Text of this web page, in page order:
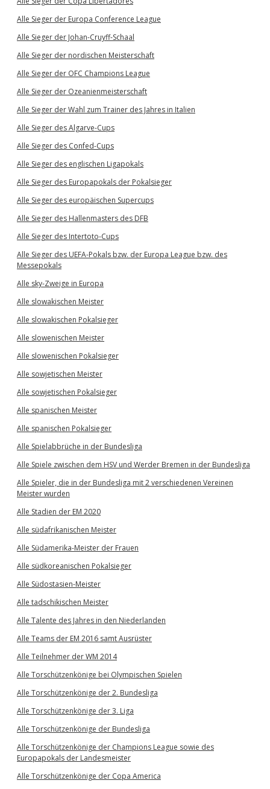
Alle Sieger der Europa Conference League
Alle Sieger der Johan-Cruyff-Schaal
Alle Sieger der nordischen Meisterschaft
Alle Sieger der OFC Champions League
Alle Sieger der Ozeanienmeisterschaft
Alle Sieger der Wahl zum Trainer des Jahres in Italien
Alle Sieger des Algarve-Cups
Alle Sieger des Confed-Cups
Alle Sieger des englischen Ligapokals
Alle Sieger des Europapokals der Pokalsieger
Alle Sieger des europäischen Supercups
Alle Sieger des Hallenmasters des DFB
Alle Sieger des Intertoto-Cups
Alle Sieger des UEFA-Pokals bzw. der Europa League bzw. des
Messepokals
Alle sky-Zweige in Europa
Alle slowakischen Meister
Alle slowakischen Pokalsieger
Alle slowenischen Meister
Alle slowenischen Pokalsieger
Alle sowjetischen Meister
Alle sowjetischen Pokalsieger
Alle spanischen Meister
Alle spanischen Pokalsieger
Alle Spielabbrüche in der Bundesliga
Alle Spiele zwischen dem HSV und Werder Bremen in der Bundesliga
Alle Spieler, die in der Bundesliga mit 2 verschiedenen Vereinen
Meister wurden
Alle Stadien der EM 2020
Alle südafrikanischen Meister
Alle Südamerika-Meister der Frauen
Alle südkoreanischen Pokalsieger
Alle Südostasien-Meister
Alle tadschikischen Meister
Alle Talente des Jahres in den Niederlanden
Alle Teams der EM 2016 samt Ausrüster
Alle Teilnehmer der WM 2014
Alle Torschützenkönige bei Olympischen Spielen
Alle Torschützenkönige der 2. Bundesliga
Alle Torschützenkönige der 3. Liga
Alle Torschützenkönige der Bundesliga
Alle Torschützenkönige der Champions League sowie des
Europapokals der Landesmeister
Alle Torschützenkönige der Copa America